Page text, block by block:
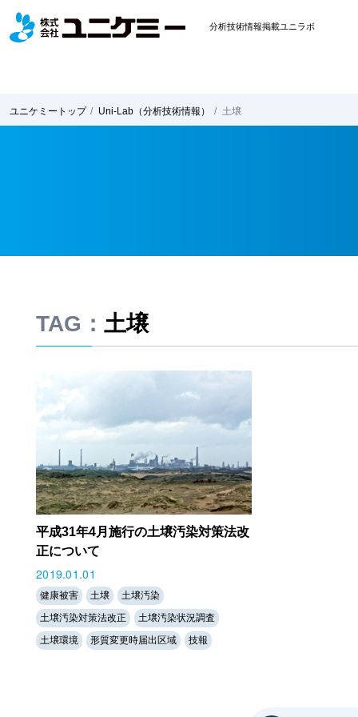
分析技術情報掲載ユニラボ
ユニケミー トップ Uni-Lab （分析技術情報） 土壌
TAG： 土壌
平成31年4月施行の土壌汚染対策法改
正について
2019.01.01
健康被害 土壌
土壌汚染
土壌汚染対策法改正
土壌汚染状況調査
土壌環境
形質変更時届出区域 技報